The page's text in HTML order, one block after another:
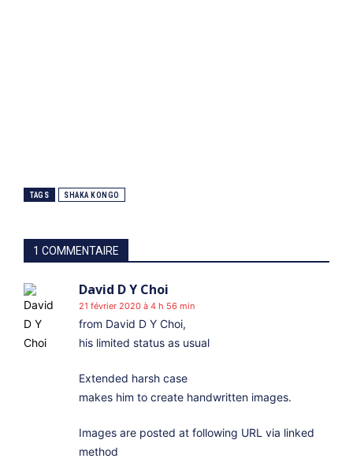
TAGS SHAKA KONGO
1 COMMENTAIRE
David D Y Choi
21 février 2020 à 4 h 56 min
from David D Y Choi,
his limited status as usual
Extended harsh case
makes him to create handwritten images.
Images are posted at following URL via linked
method